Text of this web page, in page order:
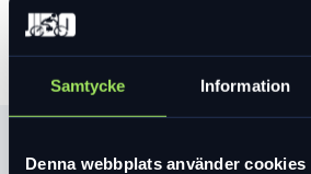
Samtycke Information
Denna webbplats använder cookies
Produktinformation